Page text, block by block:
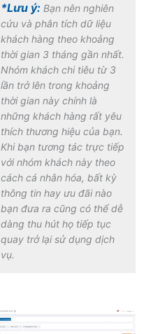
*Lưu ý: Bạn nên nghiên
cứu và phân tích dữ liệu
khách hàng theo khoảng
thời gian 3 tháng gần nhất.
Nhóm khách chi tiêu từ 3
lần trở lên trong khoảng
thời gian này chính là
những khách hàng rất yêu
thích thương hiệu của bạn.
Khi bạn tương tác trực tiếp
với nhóm khách này theo
cách cá nhân hóa, bất kỳ
thông tin hay ưu đãi nào
bạn đưa ra cũng có thể dễ
dàng thu hút họ tiếp tục
quay trở lại sử dụng dịch
vụ.